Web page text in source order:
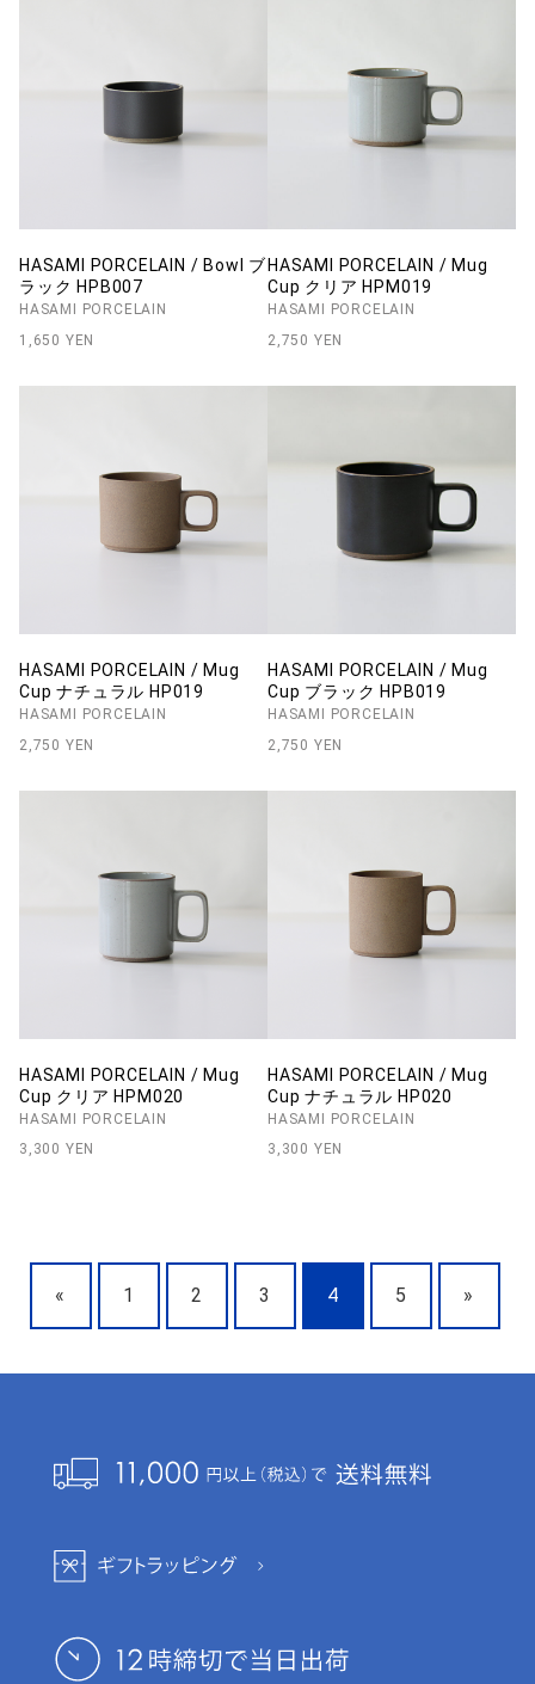
HASAMI PORCELAIN / Bowl ブ
ラック HPB007
HASAMI PORCELAIN
1,650 YEN
HASAMI PORCELAIN / Mug
Cup クリア HPM019
HASAMI PORCELAIN
2,750 YEN
HASAMI PORCELAIN / Mug
Cup ナチュラル HP019
HASAMI PORCELAIN
2,750 YEN
HASAMI PORCELAIN / Mug
Cup ブラック HPB019
HASAMI PORCELAIN
2,750 YEN
HASAMI PORCELAIN / Mug
Cup クリア HPM020
HASAMI PORCELAIN
3,300 YEN
HASAMI PORCELAIN / Mug
Cup ナチュラル HP020
HASAMI PORCELAIN
3,300 YEN
« 1 2 3 4 5 »